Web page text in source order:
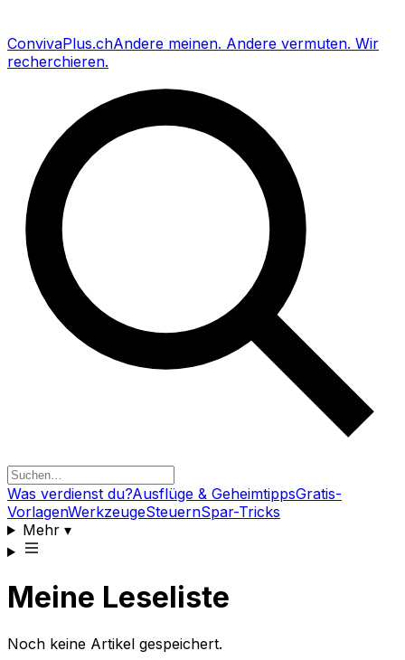
ConvivaPlus.chAndere meinen. Andere vermuten. Wir
recherchieren.
Was verdienst du?Ausflüge & GeheimtippsGratis-
VorlagenWerkzeugeSteuernSpar-Tricks
Mehr▾
Meine Leseliste
Noch keine Artikel gespeichert.